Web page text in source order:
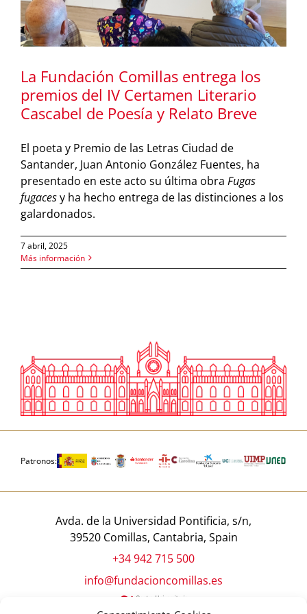
La Fundación Comillas entrega los
premios del IV Certamen Literario
Cascabel de Poesía y Relato Breve
El poeta y Premio de las Letras Ciudad de
Santander, Juan Antonio González Fuentes, ha
presentado en este acto su última obra Fugas
fugacesy ha hecho entrega de las distinciones a los
galardonados.
7 abril, 2025
Más información
Patronos:
Avda. de la Universidad Pontificia, s/n,
39520 Comillas, Cantabria, Spain
+34 942 715 500
info@fundacioncomillas.es